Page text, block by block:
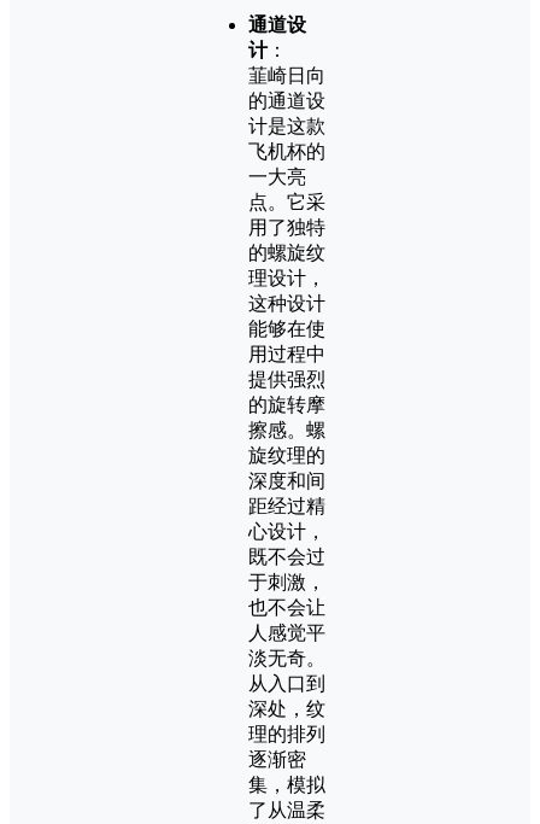
通道设
计：
韮崎日向
的通道设
计是这款
飞机杯的
一大亮
点。它采
用了独特
的螺旋纹
理设计，
这种设计
能够在使
用过程中
提供强烈
的旋转摩
擦感。螺
旋纹理的
深度和间
距经过精
心设计，
既不会过
于刺激，
也不会让
人感觉平
淡无奇。
从入口到
深处，纹
理的排列
逐渐密
集，模拟
了从温柔